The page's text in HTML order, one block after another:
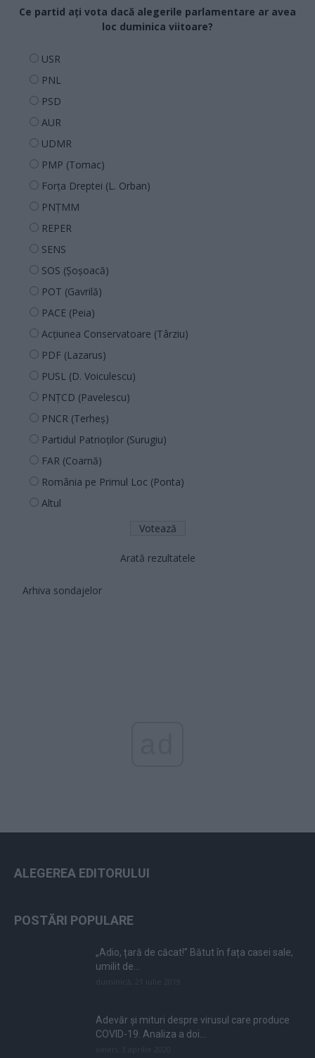
Ce partid ați vota dacă alegerile parlamentare ar avea
loc duminica viitoare?
USR
PNL
PSD
AUR
UDMR
PMP (Tomac)
Forța Dreptei (L. Orban)
PNȚMM
REPER
SENS
SOS (Șoșoacă)
POT (Gavrilă)
PACE (Peia)
Acțiunea Conservatoare (Târziu)
PDF (Lazarus)
PUSL (D. Voiculescu)
PNȚCD (Pavelescu)
PNCR (Terheș)
Partidul Patrioților (Surugiu)
FAR (Coarnă)
România pe Primul Loc (Ponta)
Altul
Arată rezultatele
Arhiva sondajelor
ALEGEREA EDITORULUI
POSTĂRI POPULARE
„Adio, țară de căcat!” Bătut în fața casei sale,
umilit de...
Adevăr și mituri despre virusul care produce
COVID-19. Analiza a doi...